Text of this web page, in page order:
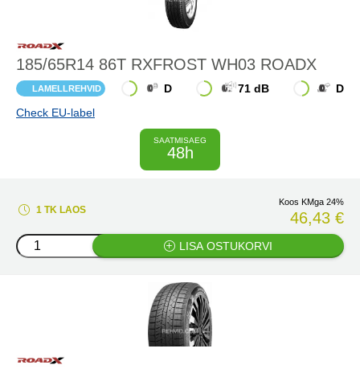
185/65R14 86T RXFROST WH03 ROADX
LAMELLREHVID D 71 dB
D
Check EU-label
SAATMISAEG
48h
1 TK LAOS
Koos KMga 24%
46,43 €
LISA OSTUKORVI